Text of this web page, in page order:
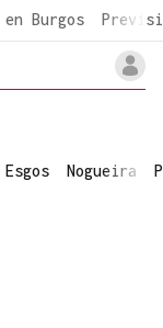
Burgos
Esgos Nogueira